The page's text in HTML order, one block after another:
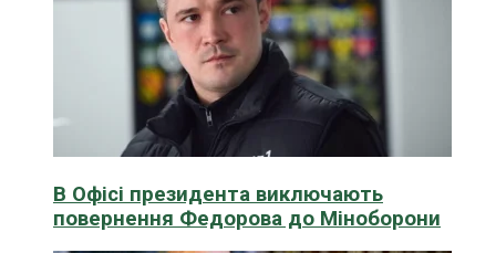
В Офісі президента виключають
повернення Федорова до Міноборони